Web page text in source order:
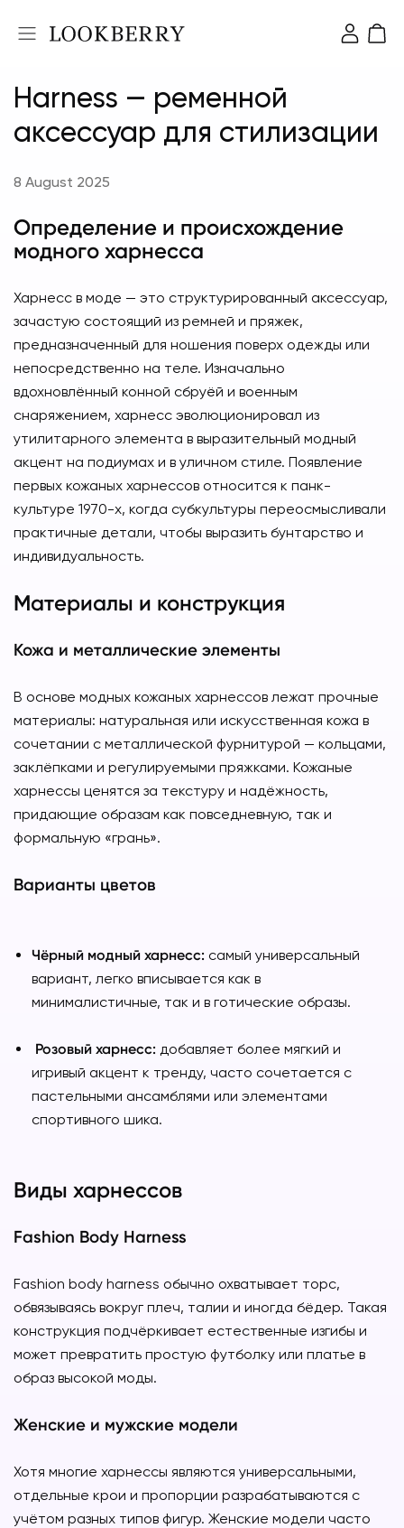
Harness — ременной
аксессуар для стилизации
8 August 2025
Определение и происхождение
модного харнесса
Харнесс в моде — это структурированный аксессуар,
зачастую состоящий из ремней и пряжек,
предназначенный для ношения поверх одежды или
непосредственно на теле. Изначально
вдохновлённый конной сбруёй и военным
снаряжением, харнесс эволюционировал из
утилитарного элемента в выразительный модный
акцент на подиумах и в уличном стиле. Появление
первых кожаных харнессов относится к панк-
культуре 1970-х, когда субкультуры переосмысливали
практичные детали, чтобы выразить бунтарство и
индивидуальность.
Материалы и конструкция
Кожа и металлические элементы
В основе модных кожаных харнессов лежат прочные
материалы: натуральная или искусственная кожа в
сочетании с металлической фурнитурой — кольцами,
заклёпками и регулируемыми пряжками. Кожаные
харнессы ценятся за текстуру и надёжность,
придающие образам как повседневную, так и
формальную «грань».
Варианты цветов
Чёрный модный харнесс: самый универсальный
вариант, легко вписывается как в
минималистичные, так и в готические образы.
Розовый харнесс: добавляет более мягкий и
игривый акцент к тренду, часто сочетается с
пастельными ансамблями или элементами
спортивного шика.
Виды харнессов
Fashion Body Harness
Fashion body harness обычно охватывает торс,
обвязываясь вокруг плеч, талии и иногда бёдер. Такая
конструкция подчёркивает естественные изгибы и
может превратить простую футболку или платье в
образ высокой моды.
Женские и мужские модели
Хотя многие харнессы являются универсальными,
отдельные крои и пропорции разрабатываются с
учётом разных типов фигур. Женские модели часто